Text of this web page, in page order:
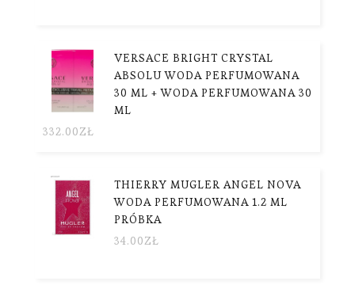
VERSACE BRIGHT CRYSTAL
ABSOLU WODA PERFUMOWANA
30 ML + WODA PERFUMOWANA 30
ML
332.00ZŁ
THIERRY MUGLER ANGEL NOVA
WODA PERFUMOWANA 1.2 ML
PRÓBKA
34.00ZŁ